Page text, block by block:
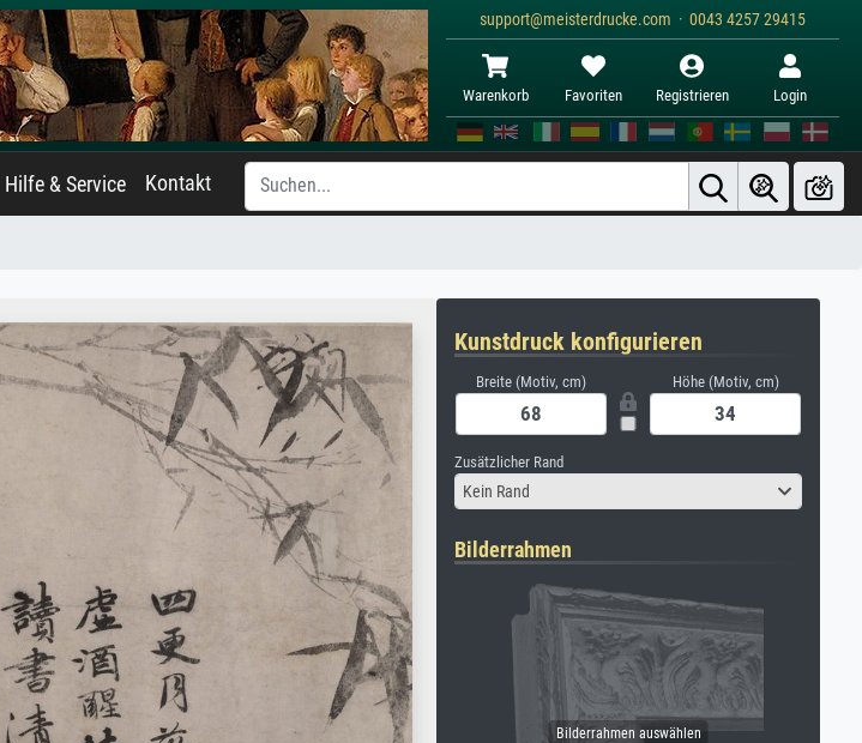
support@meisterdrucke.com · 0043 4257 29415
Warenkorb Favoriten Registrieren Login
Hilfe & Service Kontakt
Kunstdruck konfigurieren
Breite (Motiv, cm) Höhe (Motiv, cm)
Zusätzlicher Rand
Kein Rand
Bilderrahmen